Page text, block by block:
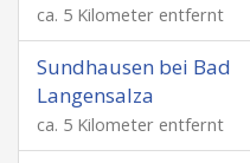
ca. 5 Kilometer entfernt
Sundhausen bei Bad
Langensalza
ca. 5 Kilometer entfernt